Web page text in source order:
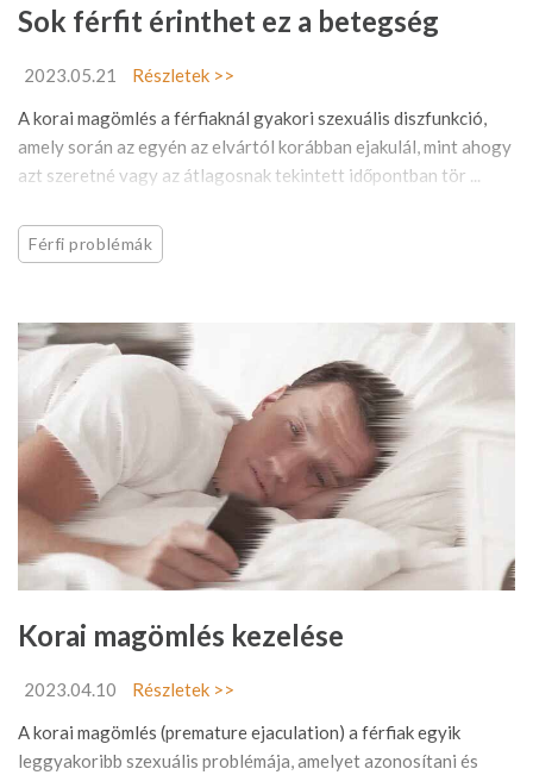
Sok férfit érinthet ez a betegség
2023.05.21
Részletek >>
A korai magömlés a férfiaknál gyakori szexuális diszfunkció,
amely során az egyén az elvártól korábban ejakulál, mint ahogy
azt szeretné vagy az átlagosnak tekintett időpontban tör ...
Férfi problémák
Korai magömlés kezelése
2023.04.10
Részletek >>
A korai magömlés (premature ejaculation) a férfiak egyik
leggyakoribb szexuális problémája, amelyet azonosítani és